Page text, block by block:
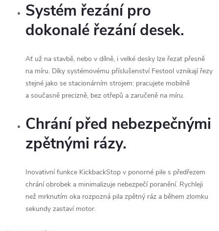
Systém řezání pro
dokonalé řezání desek.
Ať už na stavbě, nebo v dílně, i velké desky lze řezat přesně
na míru. Díky systémovému příslušenství Festool vznikají řezy
stejné jako se stacionárním strojem: pracujete mobilně
a současně precizně, bez otřepů a zaručeně na míru.
Chrání před nebezpečnými
zpětnými rázy.
Inovativní funkce KickbackStop v ponorné pile s předřezem
chrání obrobek a minimalizuje nebezpečí poranění. Rychleji
než mrknutím oka rozpozná pila zpětný ráz a během zlomku
sekundy zastaví motor.